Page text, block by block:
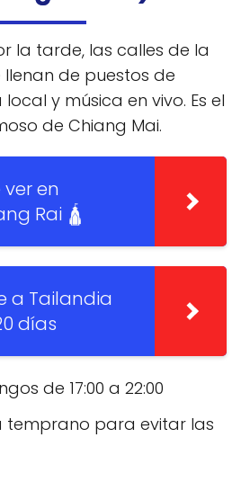
la tarde, las calles de la
de puestos de
y música en vivo. Es el
de Chiang Mai.
ver en
Rai 🛕
a Tailandia
días
de 17:00 a 22:00
temprano para evitar las